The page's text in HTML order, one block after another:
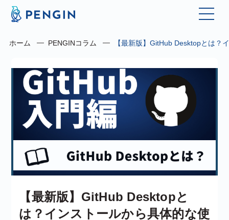
ホーム PENGINコラム 【最新版】GitHub Desktopとは？
【最新版】GitHub Desktopと
は？インストールから具体的な使